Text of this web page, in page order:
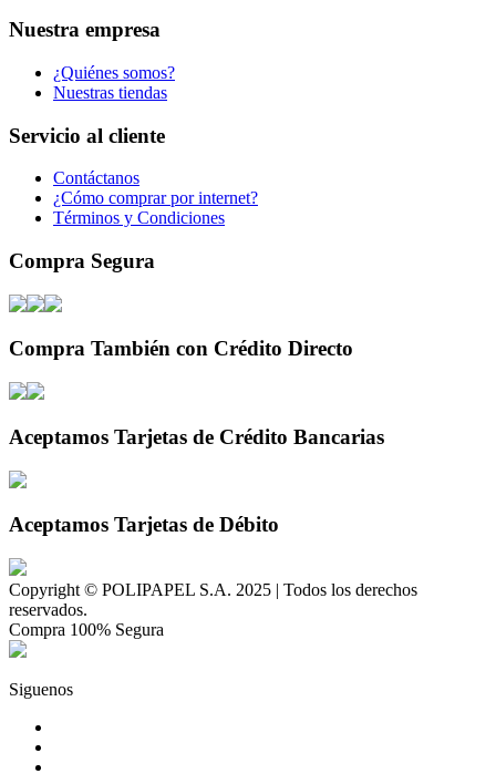
Nuestra empresa
¿Quiénes somos?
Nuestras tiendas
Servicio al cliente
Contáctanos
¿Cómo comprar por internet?
Términos y Condiciones
Compra Segura
Compra También con Crédito Directo
Aceptamos Tarjetas de Crédito Bancarias
Aceptamos Tarjetas de Débito
Copyright © POLIPAPEL S.A. 2025 | Todos los derechos
reservados.
Compra 100% Segura
Siguenos